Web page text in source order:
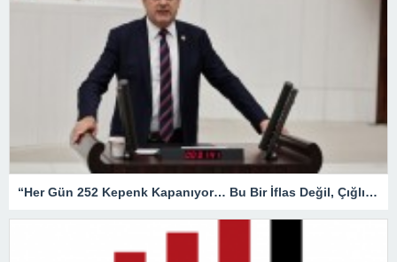
“Her Gün 252 Kepenk Kapanıyor… Bu Bir İflas Değil, Çığlıktır!”